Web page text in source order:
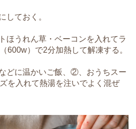
しておく。
ほうれん草・ベーコンを入れてラ
600w）で2分加熱して解凍する。
どに温かいご飯、②、おうちスー
を入れて熱湯を注いでよく混ぜ